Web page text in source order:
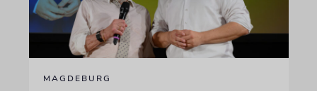
MAGDEBURG